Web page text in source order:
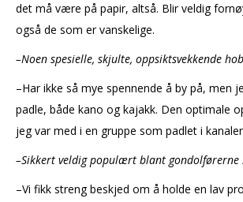
det må være på papir, altså. Blir veldig
også de som er vanskelige.
–Noen spesielle, skjulte, oppsiktsvekkende
–Har ikke så mye spennende å by på, men
padle, både kano og kajakk. Den optimale
jeg var med i en gruppe som padlet i
–Sikkert veldig populært blant gondolførerne
–Vi fikk streng beskjed om å holde en lav